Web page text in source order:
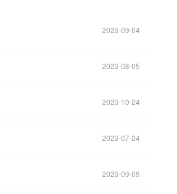
2023-09-04
2023-08-05
2023-10-24
2023-07-24
2023-09-09